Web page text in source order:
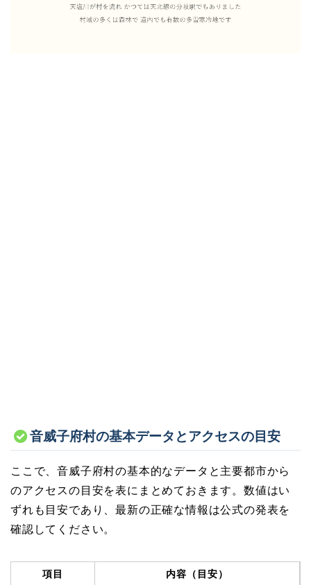
音威子府村の基本データとアクセスの目安
ここで、音威子府村の基本的なデータと主要都市から
のアクセスの目安を表にまとめておきます。数値はい
ずれも目安であり、最新の正確な情報は公式の発表を
確認してください。
項目 内容（目安）